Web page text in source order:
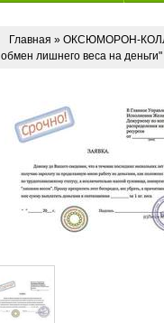
Главная » ОКСЮМОРОН-
обмен лишнего веса на